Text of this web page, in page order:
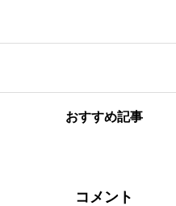
おすすめ記事
コメント